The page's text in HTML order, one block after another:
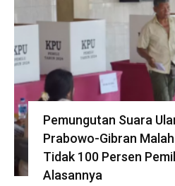
Pemungutan Suara
Prabowo-Gibran
Tidak 100 Persen
Alasannya